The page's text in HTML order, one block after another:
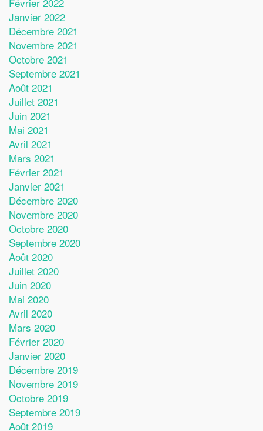
Janvier 2022
Décembre 2021
Novembre 2021
Octobre 2021
Septembre 2021
Août 2021
Juillet 2021
Juin 2021
Mai 2021
Avril 2021
Mars 2021
Février 2021
Janvier 2021
Décembre 2020
Novembre 2020
Octobre 2020
Septembre 2020
Août 2020
Juillet 2020
Juin 2020
Mai 2020
Avril 2020
Mars 2020
Février 2020
Janvier 2020
Décembre 2019
Novembre 2019
Octobre 2019
Septembre 2019
Août 2019